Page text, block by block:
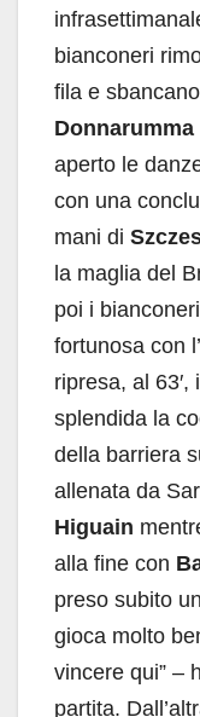
bianconeri
fila e sbancano
Donnarumma
aperto le
con una
mani di
la maglia del
poi i
fortunosa con
ripresa, al
splendida la
della barriera
allenata da
Higuain
alla fine con
preso subito
gioca molto
vincere qui” –
partita.